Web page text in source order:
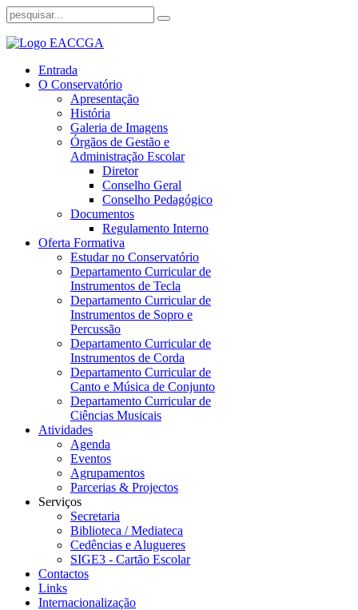
Entrada
O Conservatório
Apresentação
História
Galeria de Imagens
Órgãos de Gestão e
Administração Escolar
Diretor
Conselho Geral
Conselho Pedagógico
Documentos
Regulamento Interno
Oferta Formativa
Estudar no Conservatório
Departamento Curricular de
Instrumentos de Tecla
Departamento Curricular de
Instrumentos de Sopro e
Percussão
Departamento Curricular de
Instrumentos de Corda
Departamento Curricular de
Canto e Música de Conjunto
Departamento Curricular de
Ciências Musicais
Atividades
Agenda
Eventos
Agrupamentos
Parcerias & Projectos
Serviços
Secretaria
Biblioteca / Mediateca
Cedências e Alugueres
SIGE3 - Cartão Escolar
Contactos
Links
Internacionalização